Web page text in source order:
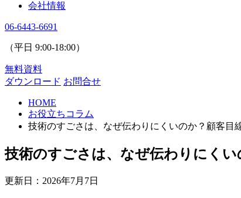
会社情報
06-6443-6691
（平日 9:00-18:00）
無料資料
ダウンロード お問合せ
HOME
お役立ちコラム
技術のすごさは、なぜ伝わりにくいのか？顧客目
技術のすごさは、なぜ伝わりにく
更新日：2026年7月7日